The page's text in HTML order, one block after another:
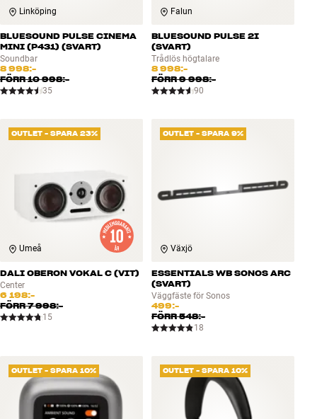
Linköping
BLUESOUND PULSE CINEMA
MINI (P431) (SVART)
Soundbar
8 998:-
FÖRR10 998:-
35
Falun
BLUESOUND PULSE 2I
(SVART)
Trådlös högtalare
8 998:-
FÖRR9 998:-
90
OUTLET - SPARA 23%
Umeå
DALI OBERON VOKAL C (VIT)
Center
6 198:-
FÖRR7 998:-
15
OUTLET - SPARA 9%
Växjö
ESSENTIALS WB SONOS ARC
(SVART)
Väggfäste för Sonos
499:-
FÖRR548:-
18
OUTLET - SPARA 10% OUTLET - SPARA 10%